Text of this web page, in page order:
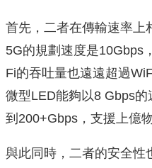
首先，二者在傳輸速率上
5G的規劃速度是10Gbps
Fi的吞吐量也遠遠超過
微型LED能夠以8 Gbps
到200+Gbps，支援上億
與此同時，二者的安全性